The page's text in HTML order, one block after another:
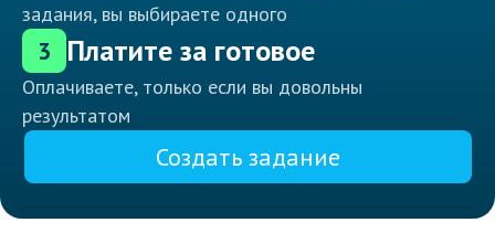
задания, вы выбираете одного
3 Платите за готовое
Оплачиваете, только если вы довольны
результатом
Создать задание